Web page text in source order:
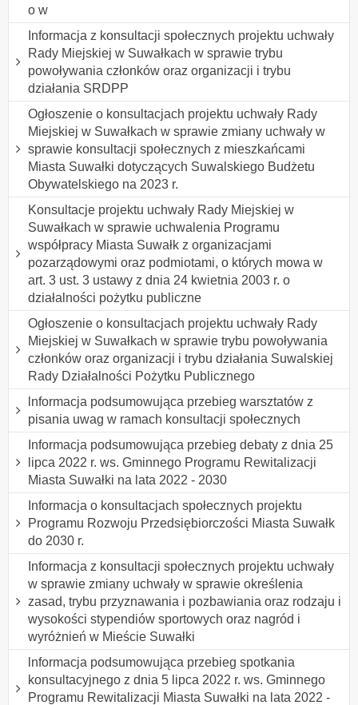
o w
Informacja z konsultacji społecznych projektu uchwały
Rady Miejskiej w Suwałkach w sprawie trybu
powoływania członków oraz organizacji i trybu
działania SRDPP
Ogłoszenie o konsultacjach projektu uchwały Rady
Miejskiej w Suwałkach w sprawie zmiany uchwały w
sprawie konsultacji społecznych z mieszkańcami
Miasta Suwałki dotyczących Suwalskiego Budżetu
Obywatelskiego na 2023 r.
Konsultacje projektu uchwały Rady Miejskiej w
Suwałkach w sprawie uchwalenia Programu
współpracy Miasta Suwałk z organizacjami
pozarządowymi oraz podmiotami, o których mowa w
art. 3 ust. 3 ustawy z dnia 24 kwietnia 2003 r. o
działalności pożytku publiczne
Ogłoszenie o konsultacjach projektu uchwały Rady
Miejskiej w Suwałkach w sprawie trybu powoływania
członków oraz organizacji i trybu działania Suwalskiej
Rady Działalności Pożytku Publicznego
lnformacja podsumowująca przebieg warsztatów z
pisania uwag w ramach konsultacji społecznych
Informacja podsumowująca przebieg debaty z dnia 25
lipca 2022 r. ws. Gminnego Programu Rewitalizacji
Miasta Suwałki na lata 2022 - 2030
Informacja o konsultacjach społecznych projektu
Programu Rozwoju Przedsiębiorczości Miasta Suwałk
do 2030 r.
Informacja z konsultacji społecznych projektu uchwały
w sprawie zmiany uchwały w sprawie określenia
zasad, trybu przyznawania i pozbawiania oraz rodzaju i
wysokości stypendiów sportowych oraz nagród i
wyróżnień w Mieście Suwałki
lnformacja podsumowująca przebieg spotkania
konsultacyjnego z dnia 5 lipca 2022 r. ws. Gminnego
Programu Rewitalizacji Miasta Suwałki na lata 2022 -